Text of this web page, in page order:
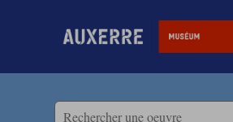
Accèder directement au contenu
Accèder directement au contenu